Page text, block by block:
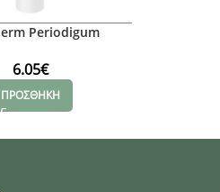
Periodigum
6.05€
ΠΡΟΣΘΗΚΗ